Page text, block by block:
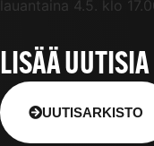
lauantaina 4.5. klo
LISÄÄ UUTISIA
UUTISARKISTO